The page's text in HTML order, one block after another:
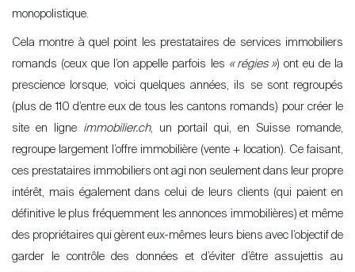
monopolistique.
Cela montre à quel point les prestataires de services immobiliers
romands (ceux que l’on appelle parfois les « régies ») ont eu de la
prescience lorsque, voici quelques années, ils se sont regroupés
(plus de 110 d ’entre eux de tous les cantons romands) pour créer le
site en ligne immobilier.ch, un portail qui, en Suisse romande,
regroupe largement l’offre immobilière (vente + location). Ce faisant,
ces prestataires immobiliers ont agi non seulement dans leur propre
intérêt, mais également dans celui de leurs clients (qui paient en
définitive le plus fréquemment les annonces immobilières) et même
des propriétaires qui gèrent eux-mêmes leurs biens avec l’objectif de
garder le contrôle des données et d ’éviter d’être assujettis au